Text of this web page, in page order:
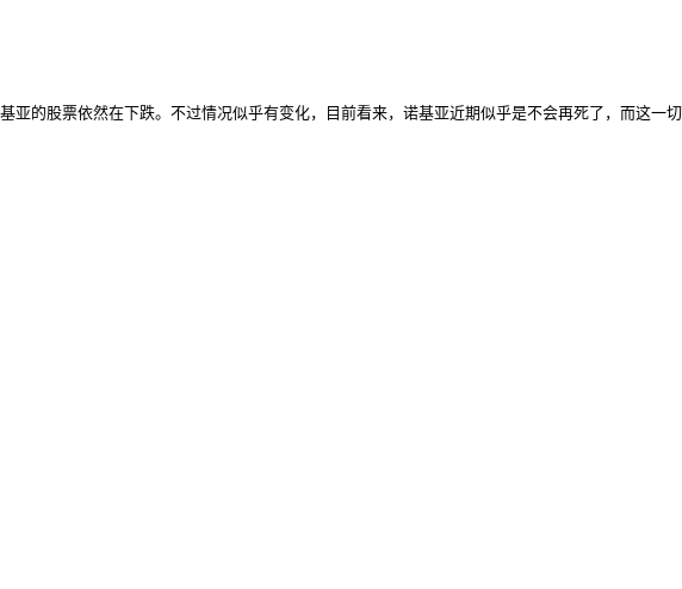
基亚的股票依然在下跌。不过情况似乎有变化，目前看来，诺基亚近期似乎是不